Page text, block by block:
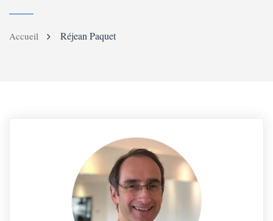
Accueil Réjean Paquet